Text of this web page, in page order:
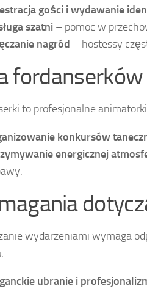
gości i wydawanie
szatni – pomoc w
nagród – hostessy
to profesjonalne
konkursów
energicznej
wydarzeniami wymaga
ubranie i